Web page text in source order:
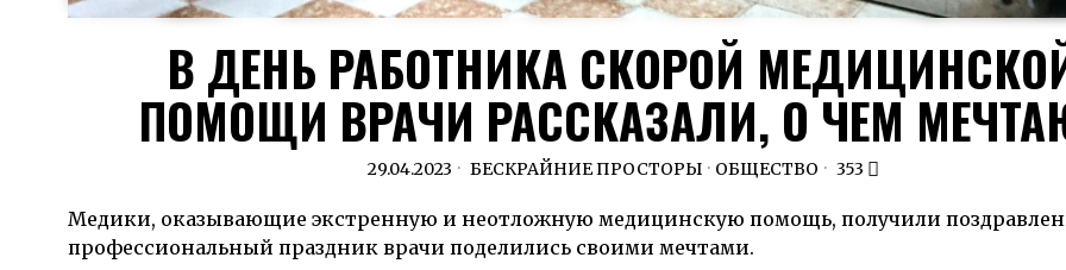
В ДЕНЬ РАБОТНИКА СКОРОЙ
ПОМОЩИ ВРАЧИ РАССКАЗАЛИ, О ЧЕМ
29.04.2023 БЕСКРАЙНИЕ ПРОСТОРЫ · ОБЩЕСТВО 353
Медики, оказывающие экстренную и неотложную медицинскую помощь, получили
профессиональный праздник врачи поделились своими мечтами.